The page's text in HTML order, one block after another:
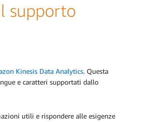
supporto
Kinesis Data Analytics. Questa
e caratteri supportati dallo
utili e rispondere alle esigenze